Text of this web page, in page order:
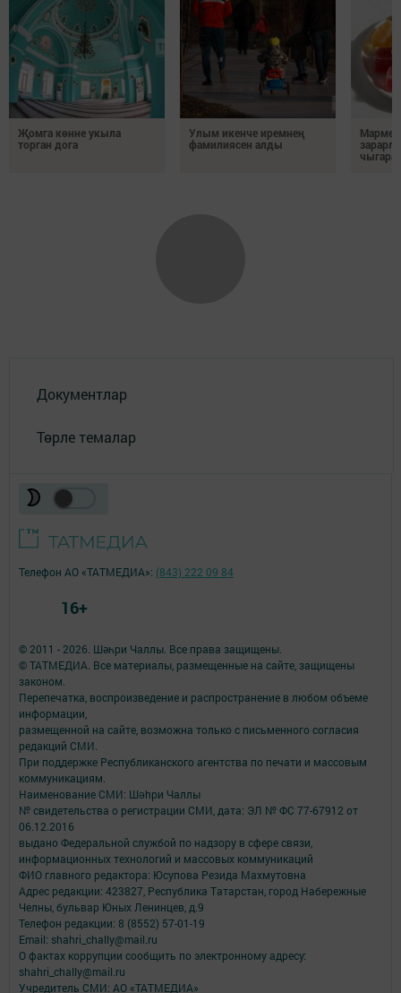
Җомга көнне укыла
торган дога
Улым икенче иремнең
фамилиясен алды
чыгара
Документлар
Төрле темалар
© 2011 - 2026. Шәһри Чаллы. Все права защищены.
© ТАТМЕДИА. Все материалы, размещенные на сайте, защищены
законом.
Перепечатка, воспроизведение и распространение в любом объеме
информации,
размещенной на сайте, возможна только с письменного согласия
редакций СМИ.
При поддержке Республиканского агентства по печати и массовым
коммуникациям.
Наименование СМИ: Шəhри Чаллы
№ свидетельства о регистрации СМИ, дата: ЭЛ № ФС 77-67912 от
06.12.2016
выдано Федеральной службой по надзору в сфере связи,
информационных технологий и массовых коммуникаций
ФИО главного редактора: Юсупова Резида Махмутовна
Адрес редакции: 423827, Республика Татарстан, город Набережные
Челны, бульвар Юных Ленинцев, д.9
Телефон редакции: 8 (8552) 57-01-19
Email: shahri_chally@mail.ru
О фактах коррупции сообщить по электронному адресу:
shahri_chally@mail.ru
Учредитель СМИ: АО «ТАТМЕДИА»
Телефон АО «ТАТМЕДИА»: (843) 222 09 84
16+